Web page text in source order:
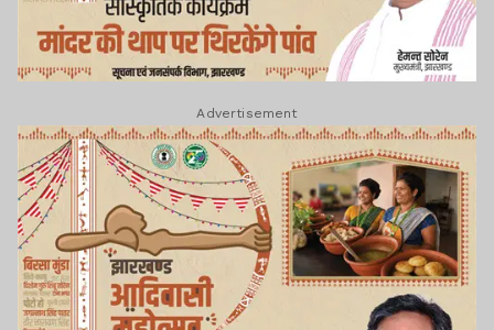
Advertisement